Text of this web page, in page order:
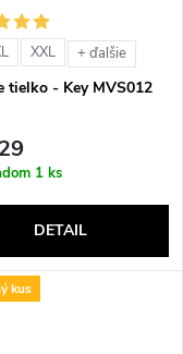
XXL + ďalšie
tielko - Key MVS012
1 ks
DETAIL
kus